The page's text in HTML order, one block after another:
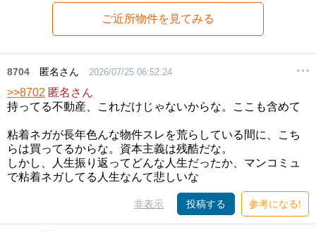
ご近所物件を見てみる
8704 匿名さん 2026/07/25 06:52:24
>>8702 匿名さん
持ってる不動産、これだけじゃないからな。ここも含めて
粘着ネガが長年色んな物件スレを荒らしている間に、こち
らは買ってるからな。資本主義は残酷だな。
しかし、人生振り返ってどんな人生だったか、マンコミュ
で粘着ネガしてる人生なんて悲しいな
非表示 投稿する 参考になる!